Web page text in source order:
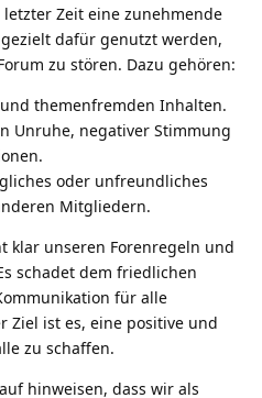
Zeit eine zunehmende
dafür genutzt werden,
zu stören. Dazu gehören:
themenfremden Inhalten.
Unruhe, negativer Stimmung
oder unfreundliches
Mitgliedern.
klar unseren Forenregeln und
schadet dem friedlichen
für alle
Ziel ist es, eine positive und
zu schaffen.
hinweisen, dass wir als